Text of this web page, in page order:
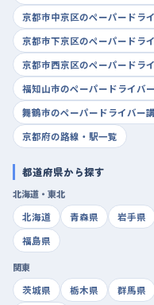
京都市中京区のペーパードラ
京都市下京区のペーパードラ
京都市西京区のペーパードラ
福知山市のペーパードライバ
舞鶴市のペーパードライバー
京都府の路線・駅一覧
都道府県から探す
北海道・東北
北海道
青森県 岩手県
福島県
関東
茨城県
栃木県 群馬県